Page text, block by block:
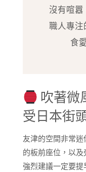
沒有喧囂
職人專注
食
吹著微
受日本街
友津的空間非常
的板前座位，以及
強烈建議一定要提